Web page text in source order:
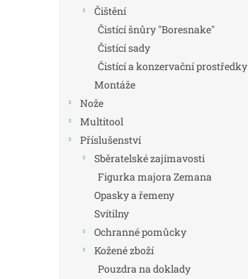
Čištění
Čistící šnůry "Boresnake"
Čistící sady
Čistící a konzervační prostředky
Montáže
Nože
Multitool
Příslušenství
Sběratelské zajímavosti
Figurka majora Zemana
Opasky a řemeny
Svítilny
Ochranné pomůcky
Kožené zboží
Pouzdra na doklady